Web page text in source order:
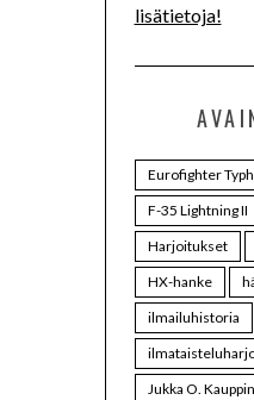
lisätietoja!
Eurofighter
F-35 Lightning II
Harjoitukset
HX-hanke
ilmailuhistoria
Jukka O.